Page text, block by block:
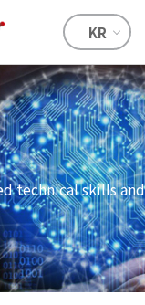
KR
technical skills and